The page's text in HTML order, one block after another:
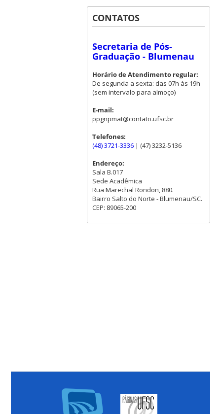
CONTATOS
Secretaria de Pós-
Graduação - Blumenau
Horário de Atendimento regular:
De segunda a sexta: das 07h às 19h
(sem intervalo para almoço)
E-mail:
ppgnpmat@contato.ufsc.br
Telefones:
(48) 3721-3336| (47) 3232-5136
Endereço:
Sala B.017
Sede Acadêmica
Rua Marechal Rondon, 880.
Bairro Salto do Norte - Blumenau/SC.
CEP: 89065-200